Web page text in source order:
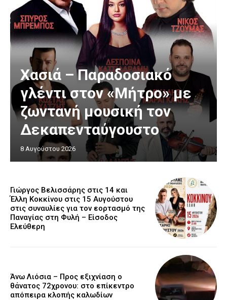
Χασιά – Παραδοσιακό
γλέντι στον «Μήτρο» με
ζωντανή μουσική τον
Δεκαπενταύγουστο
8 Αυγούστου 2026
Γιώργος Βελισσάρης στις 14 και
Έλλη Κοκκίνου στις 15 Αυγούστου
στις συναυλίες για τον εορτασμό της
Παναγίας στη Φυλή – Είσοδος
Ελεύθερη
Άνω Λιόσια – Προς εξιχνίαση ο
θάνατος 72χρονου: στο επίκεντρο
απόπειρα κλοπής καλωδίων